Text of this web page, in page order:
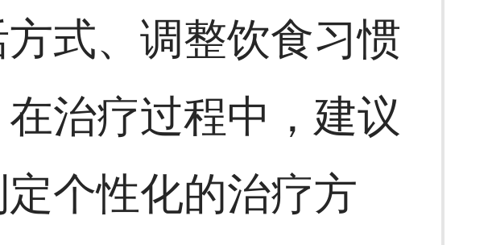
式、调整饮食习惯
治疗过程中，建议
个性化的治疗方